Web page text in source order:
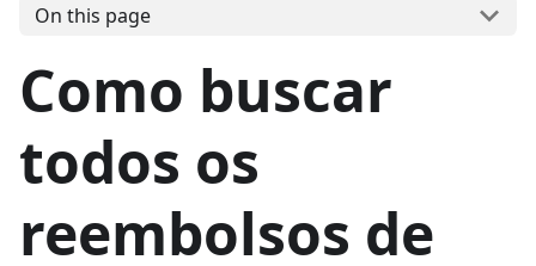
On this page
Como buscar
todos os
reembolsos de